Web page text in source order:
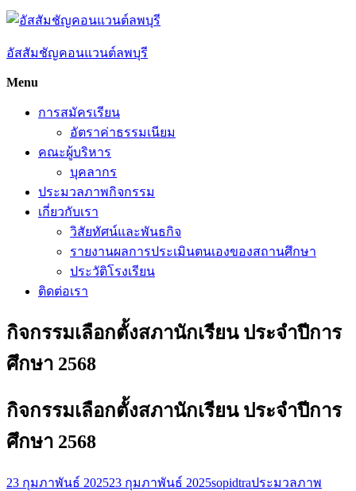
อัสสัมชัญคอนแวนต์ลพบุรี
Menu
การสมัครเรียน
อัตราค่าธรรมเนียม
คณะผู้บริหาร
บุคลากร
ประมวลภาพกิจกรรม
เกี่ยวกับเรา
วิสัยทัศน์และพันธกิจ
รายงานผลการประเมินตนเองของสถานศึกษา
ประวัติโรงเรียน
ติดต่อเรา
กิจกรรมเลือกตั้งสภานักเรียน ประจำปีการ
ศึกษา 2568
กิจกรรมเลือกตั้งสภานักเรียน ประจำปีการ
ศึกษา 2568
23 กุมภาพันธ์ 202523 กุมภาพันธ์ 2025sopidtraประมวลภาพ